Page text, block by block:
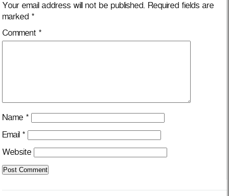
Your email address will not be published. Required fields are
marked *
Comment *
Name *
Email *
Website